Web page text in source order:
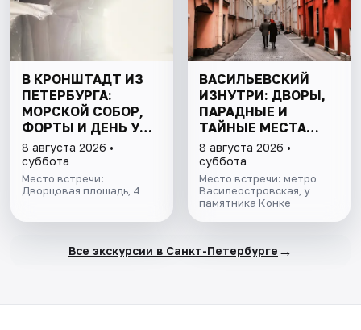
В КРОНШТАДТ ИЗ
ПЕТЕРБУРГА:
МОРСКОЙ СОБОР,
ФОРТЫ И ДЕНЬ У
ФИНСКОГО ЗАЛИВА.
ВСЁ ВКЛЮЧЕНО
8 августа 2026 •
суббота
Место встречи:
Дворцовая площадь, 4
ВАСИЛЬЕВСКИЙ
ИЗНУТРИ: ДВОРЫ,
ПАРАДНЫЕ И
ТАЙНЫЕ МЕСТА
ОСТРОВА
8 августа 2026 •
суббота
Место встречи: метро
Василеостровская, у
памятника Конке
Все экскурсии в Санкт-Петербурге →